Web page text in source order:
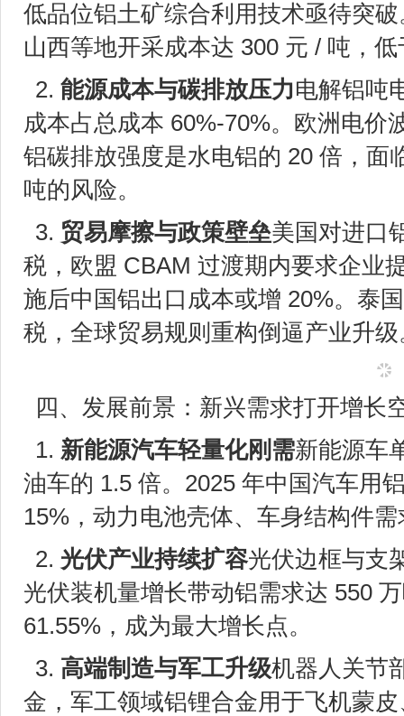
低品位铝土矿综合利用技术亟待突
山西等地开采成本达 300 元 / 吨，
2. 能源成本与碳排放压力电解铝吨
成本占总成本 60%-70%。欧洲电价
铝碳排放强度是水电铝的 20 倍，面
吨的风险。
3. 贸易摩擦与政策壁垒美国对进口
税，欧盟 CBAM 过渡期内要求企业
施后中国铝出口成本或增 20%。泰
税，全球贸易规则重构倒逼产业升级
四、发展前景：新兴需求打开增长
1. 新能源汽车轻量化刚需新能源车
油车的 1.5 倍。2025 年中国汽车用
15%，动力电池壳体、车身结构件
2. 光伏产业持续扩容光伏边框与支
光伏装机量增长带动铝需求达 550
61.55%，成为最大增长点。
3. 高端制造与军工升级机器人关节
金，军工领域铝锂合金用于飞机蒙